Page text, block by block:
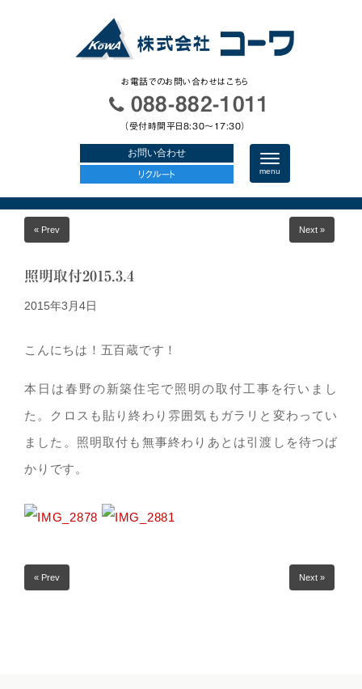
お電話でのお問い合わせはこちら
088-882-1011
（受付時間平日8:30〜17:30）
お問い合わせ
リクルート
N
a
v
i
g
menu
« Prev Next »
照明取付2015.3.4
2015年3月4日
こんにちは！五百蔵です！
本日は春野の新築住宅で照明の取付工事を行いまし
た。クロスも貼り終わり雰囲気もガラリと変わってい
ました。照明取付も無事終わりあとは引渡しを待つば
かりです。
« Prev Next »